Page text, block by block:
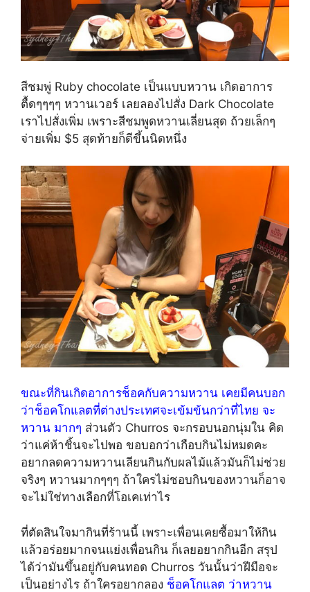
สีชมพู่ Ruby chocolate เป็นแบบหวาน เกิดอาการ
ตื้ดๆๆๆๆ หวานเวอร์ เลยลองไปสั่ง Dark Chocolate
เราไปสั่งเพิ่ม เพราะสีชมพูดหวานเลี่ยนสุด ถ้วยเล็กๆ
จ่ายเพิ่ม $5 สุดท้ายก็ดีขึ้นนิดหนึ่ง
ขณะที่กินเกิดอาการช็อคกับความหวาน เคยมีคนบอก
ว่าช็อคโกแลตที่ต่างประเทศจะเข้มข้นกว่าที่ไทย จะ
หวาน มากๆ ส่วนตัว Churros จะกรอบนอกนุ่มใน คิด
ว่าแค่ห้าชิ้นจะไปพอ ขอบอกว่าเกือบกินไม่หมดคะ
อยากลดความหวานเลียนกินกับผลไม้แล้วมันก็ไม่ช่วย
จริงๆ หวานมากๆๆๆ ถ้าใครไม่ชอบกินของหวานก็อาจ
จะไม่ใช่ทางเลือกที่โอเคเท่าไร
ที่ตัดสินใจมากินที่ร้านนี้ เพราะเพื่อนเคยซื้อมาให้กิน
แล้วอร่อยมากจนแย่งเพื่อนกิน ก็เลยอยากกินอีก สรุป
ได้ว่ามันขึ้นอยู่กับคนทอด Churros วันนั้นว่าฝีมือจะ
เป็นอย่างไร ถ้าใครอยากลอง ช็อคโกแลต ว่าหวาน